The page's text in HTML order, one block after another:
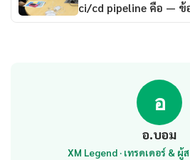
ci/cd pipeline คือ — ข้
อ
อ.บอม
XM Legend · เทรดเดอร์ &